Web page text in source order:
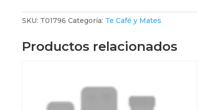
SKU: T01796 Categoría: Te Café y Mates
Productos relacionados